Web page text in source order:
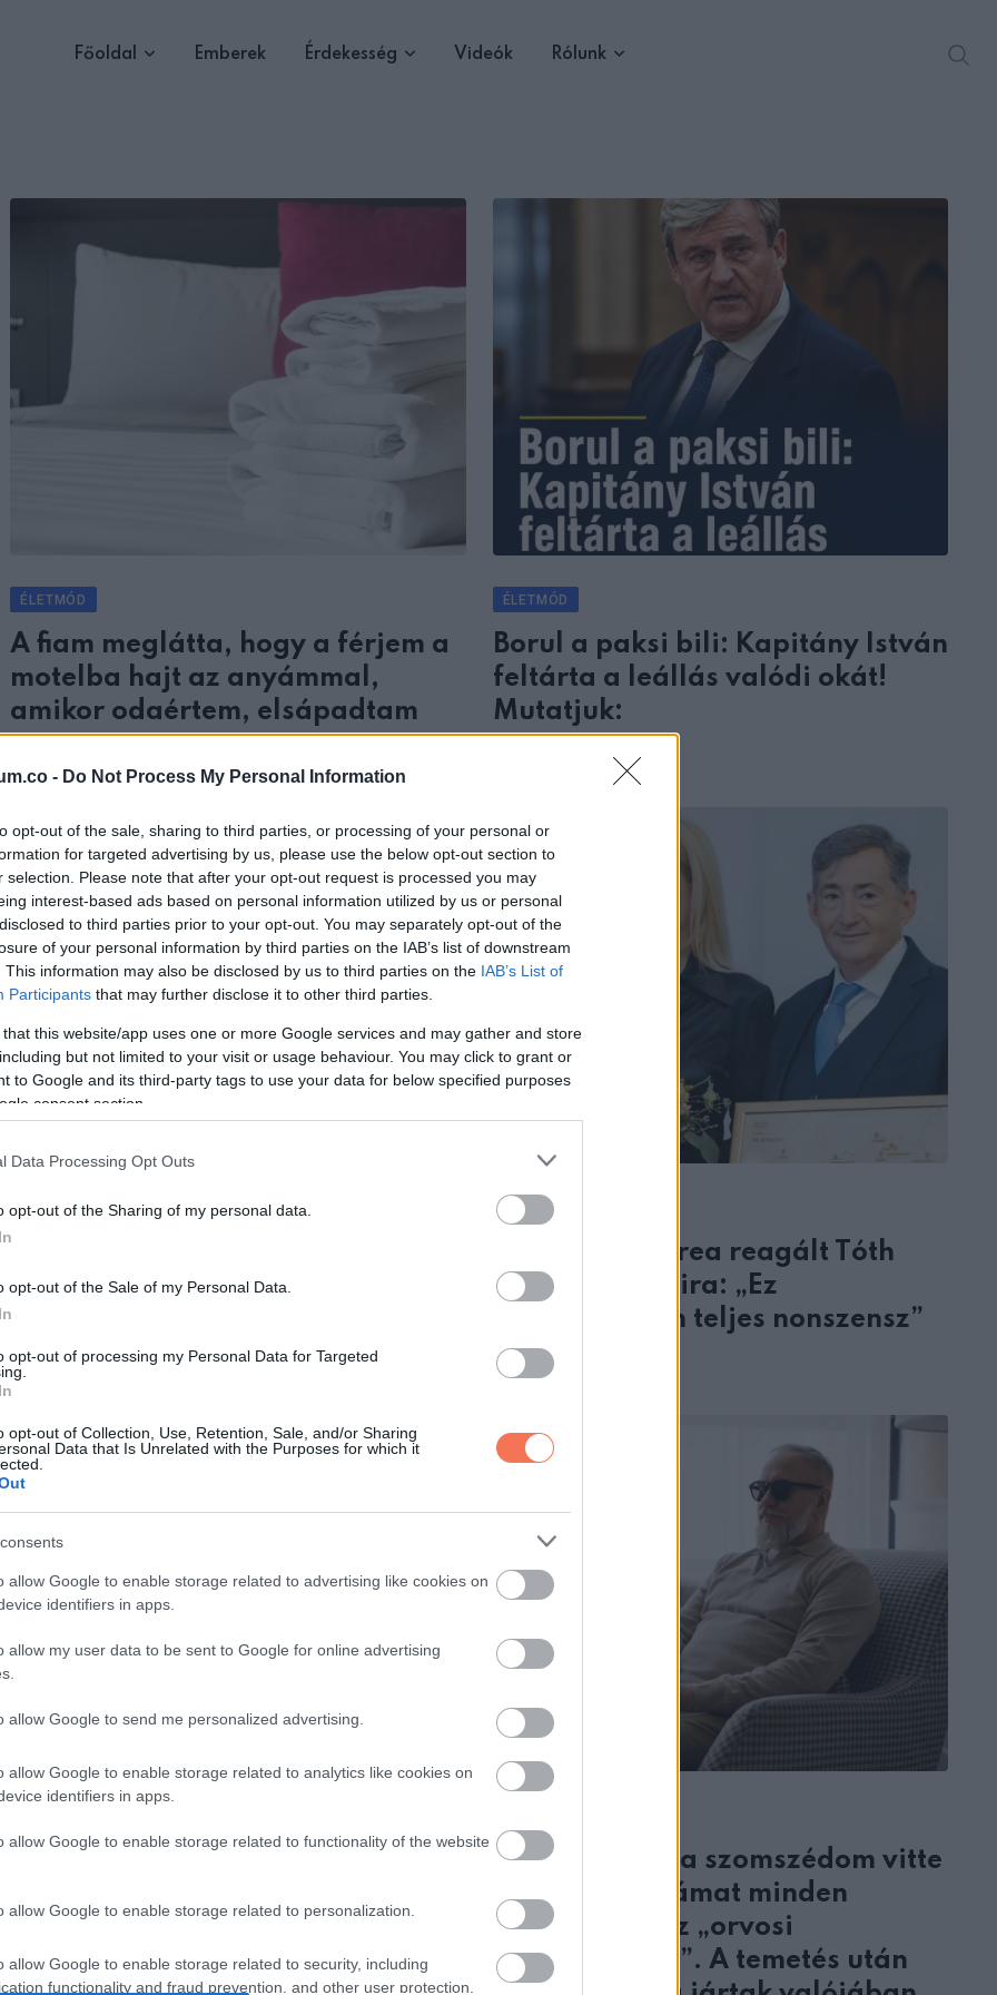
- Do Not Process My Personal Information
opt-out of the sale, sharing to third parties, or processing of your personal or
for targeted advertising by us, please use the below opt-out section to
selection. Please note that after your opt-out request is processed you may
interest-based ads based on personal information utilized by us or personal
to third parties prior to your opt-out. You may separately opt-out of the
of your personal information by third parties on the IAB’s list of downstream
This information may also be disclosed by us to third parties on the IAB’s List of
Participants that may further disclose it to other third parties.
that this website/app uses one or more Google services and may gather and store
but not limited to your visit or usage behaviour. You may click to grant or
to Google and its third-party tags to use your data for below specified purposes
consent section.
Data Processing Opt Outs
opt-out of the Sharing of my personal data.
opt-out of the Sale of my Personal Data.
opt-out of processing my Personal Data for Targeted
opt-out of Collection, Use, Retention, Sale, and/or Sharing
Data that Is Unrelated with the Purposes for which it
allow Google to enable storage related to advertising like cookies on
identifiers in apps.
allow my user data to be sent to Google for online advertising
allow Google to send me personalized advertising.
allow Google to enable storage related to analytics like cookies on
identifiers in apps.
allow Google to enable storage related to functionality of the website
allow Google to enable storage related to personalization.
allow Google to enable storage related to security, including
functionality and fraud prevention, and other user protection.
Főoldal Emberek Érdekesség Videók Rólunk
ÉLETMÓD
A fiam meglátta, hogy a férjem a
motelba hajt az anyámmal,
amikor odaértem, elsápadtam
ÉLETMÓD
Borul a paksi bili: Kapitány István
feltárta a leállás valódi okát!
Mutatjuk:
ÉLETMÓD
Gálvölgyi Judit
ÉLETMÓD
Várkonyi Andrea reagált Tóth
Ildikó állításaira: „Ez
nyilvánvalóan teljes nonszensz”
1 MINUTE READ
Tressa Middleton története,
legfiatalabb édesanyjáé
Nyolc éven át a szomszédom vitte
a vak édesapámat minden
csütörtökön az „orvosi
vizsgálatokra”. A temetés után